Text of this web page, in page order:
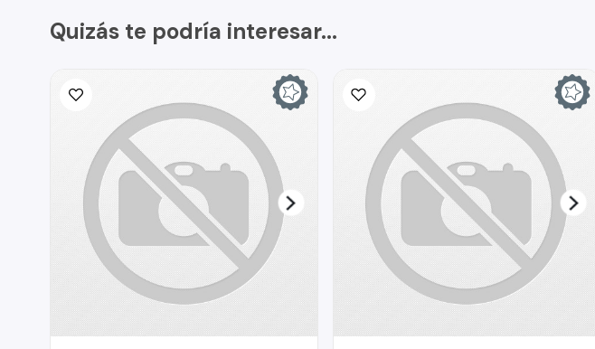
Quizás te podría interesar...